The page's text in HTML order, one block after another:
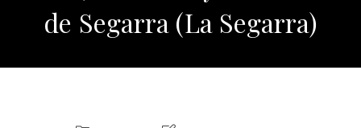
de Segarra (La Segarra)